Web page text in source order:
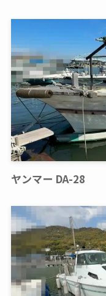
ヤンマー DA-28